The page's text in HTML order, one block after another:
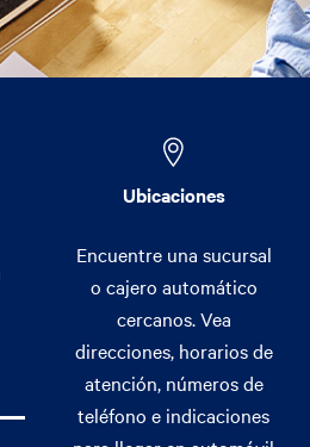
Ubicaciones
Encuentre una sucursal
o cajero automático
cercanos. Vea
direcciones, horarios de
atención, números de
teléfono e indicaciones